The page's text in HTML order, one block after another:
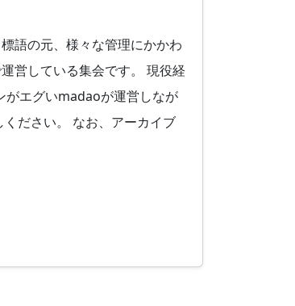
語の元、様々な管理にかかわ
営している集会です。 現役経
がエグいmadaoが運営しなが
ださい。 なお、アーカイブ